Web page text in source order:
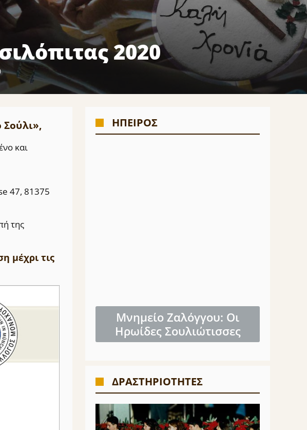
2020
και
47, 81375
της
μέχρι τις
ΗΠΕΙΡΟΣ
Μνημείο Ζαλόγγου: Οι
Ηρωίδες Σουλιώτισσες
ΔΡΑΣΤΗΡΙΟΤΗΤΕΣ